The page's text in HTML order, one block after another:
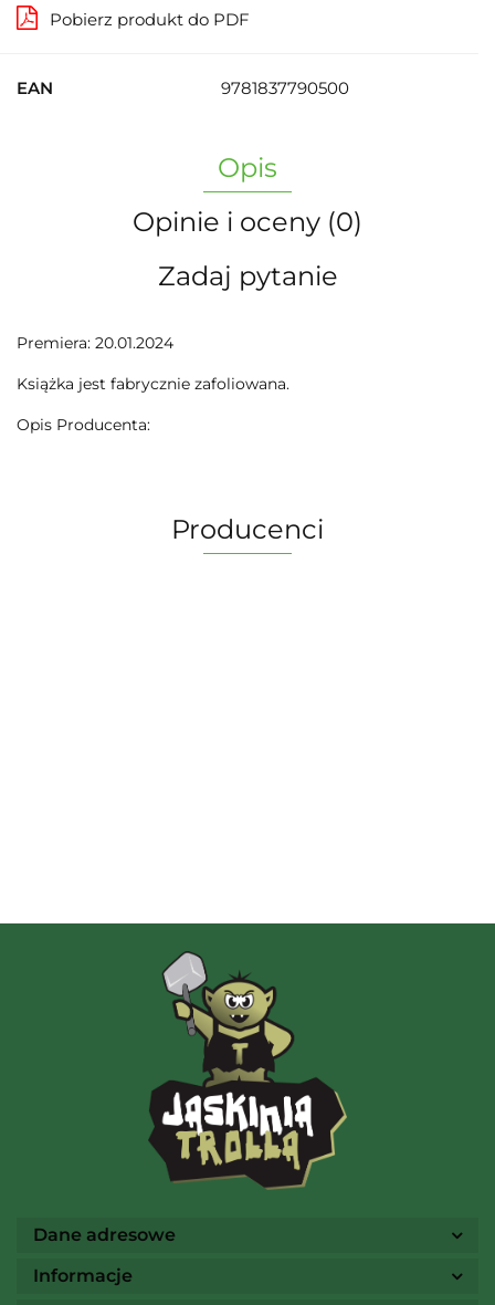
Pobierz produkt do PDF
EAN 9781837790500
Opis
Opinie i oceny (0)
Zadaj pytanie
Premiera: 20.01.2024
Książka jest fabrycznie zafoliowana.
Opis Producenta:
Producenci
AMIGO Spiel
Ammo
Dane adresowe
Informacje